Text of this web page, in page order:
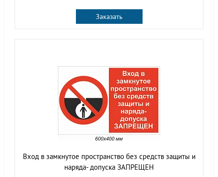
Заказать
Вход в замкнутое пространство без средств защиты и
наряда- допуска ЗАПРЕЩЕН